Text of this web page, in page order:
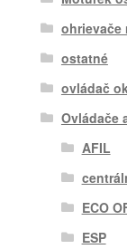
ohrievače
ostatné
ovládač
Ovládače
AFIL
ECO
ESP